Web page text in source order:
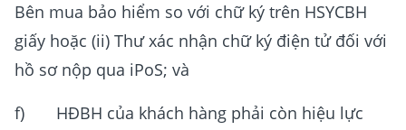
Bên mua bảo hiểm so với chữ ký trên HSYCBH
giấy hoặc (ii) Thư xác nhận chữ ký điện tử đối với
hồ sơ nộp qua iPoS; và
f) HĐBH của khách hàng phải còn hiệu lực